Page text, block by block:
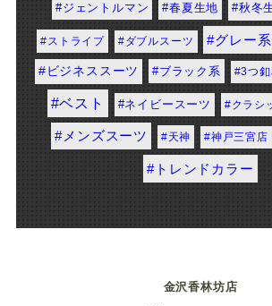
#ジェントルマン #春夏生地 #秋冬
#ストライプ #ダブルスーツ #グレー系
#ビジネススーツ #ブラック系 #3つ釦
#ベスト #ネイビースーツ #クラシ
#メンズスーツ #天神 #神戸三宮店
#トレンドカラー
金沢香林坊店